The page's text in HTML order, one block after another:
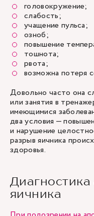
головокружение;
слабость;
учащение пульса;
озноб;
повышение
тошнота;
рвота;
возможна потеря
Довольно часто она
или занятия в
имеющимися
два условия —
и нарушение
разрыв яичника
здоровья.
яичника